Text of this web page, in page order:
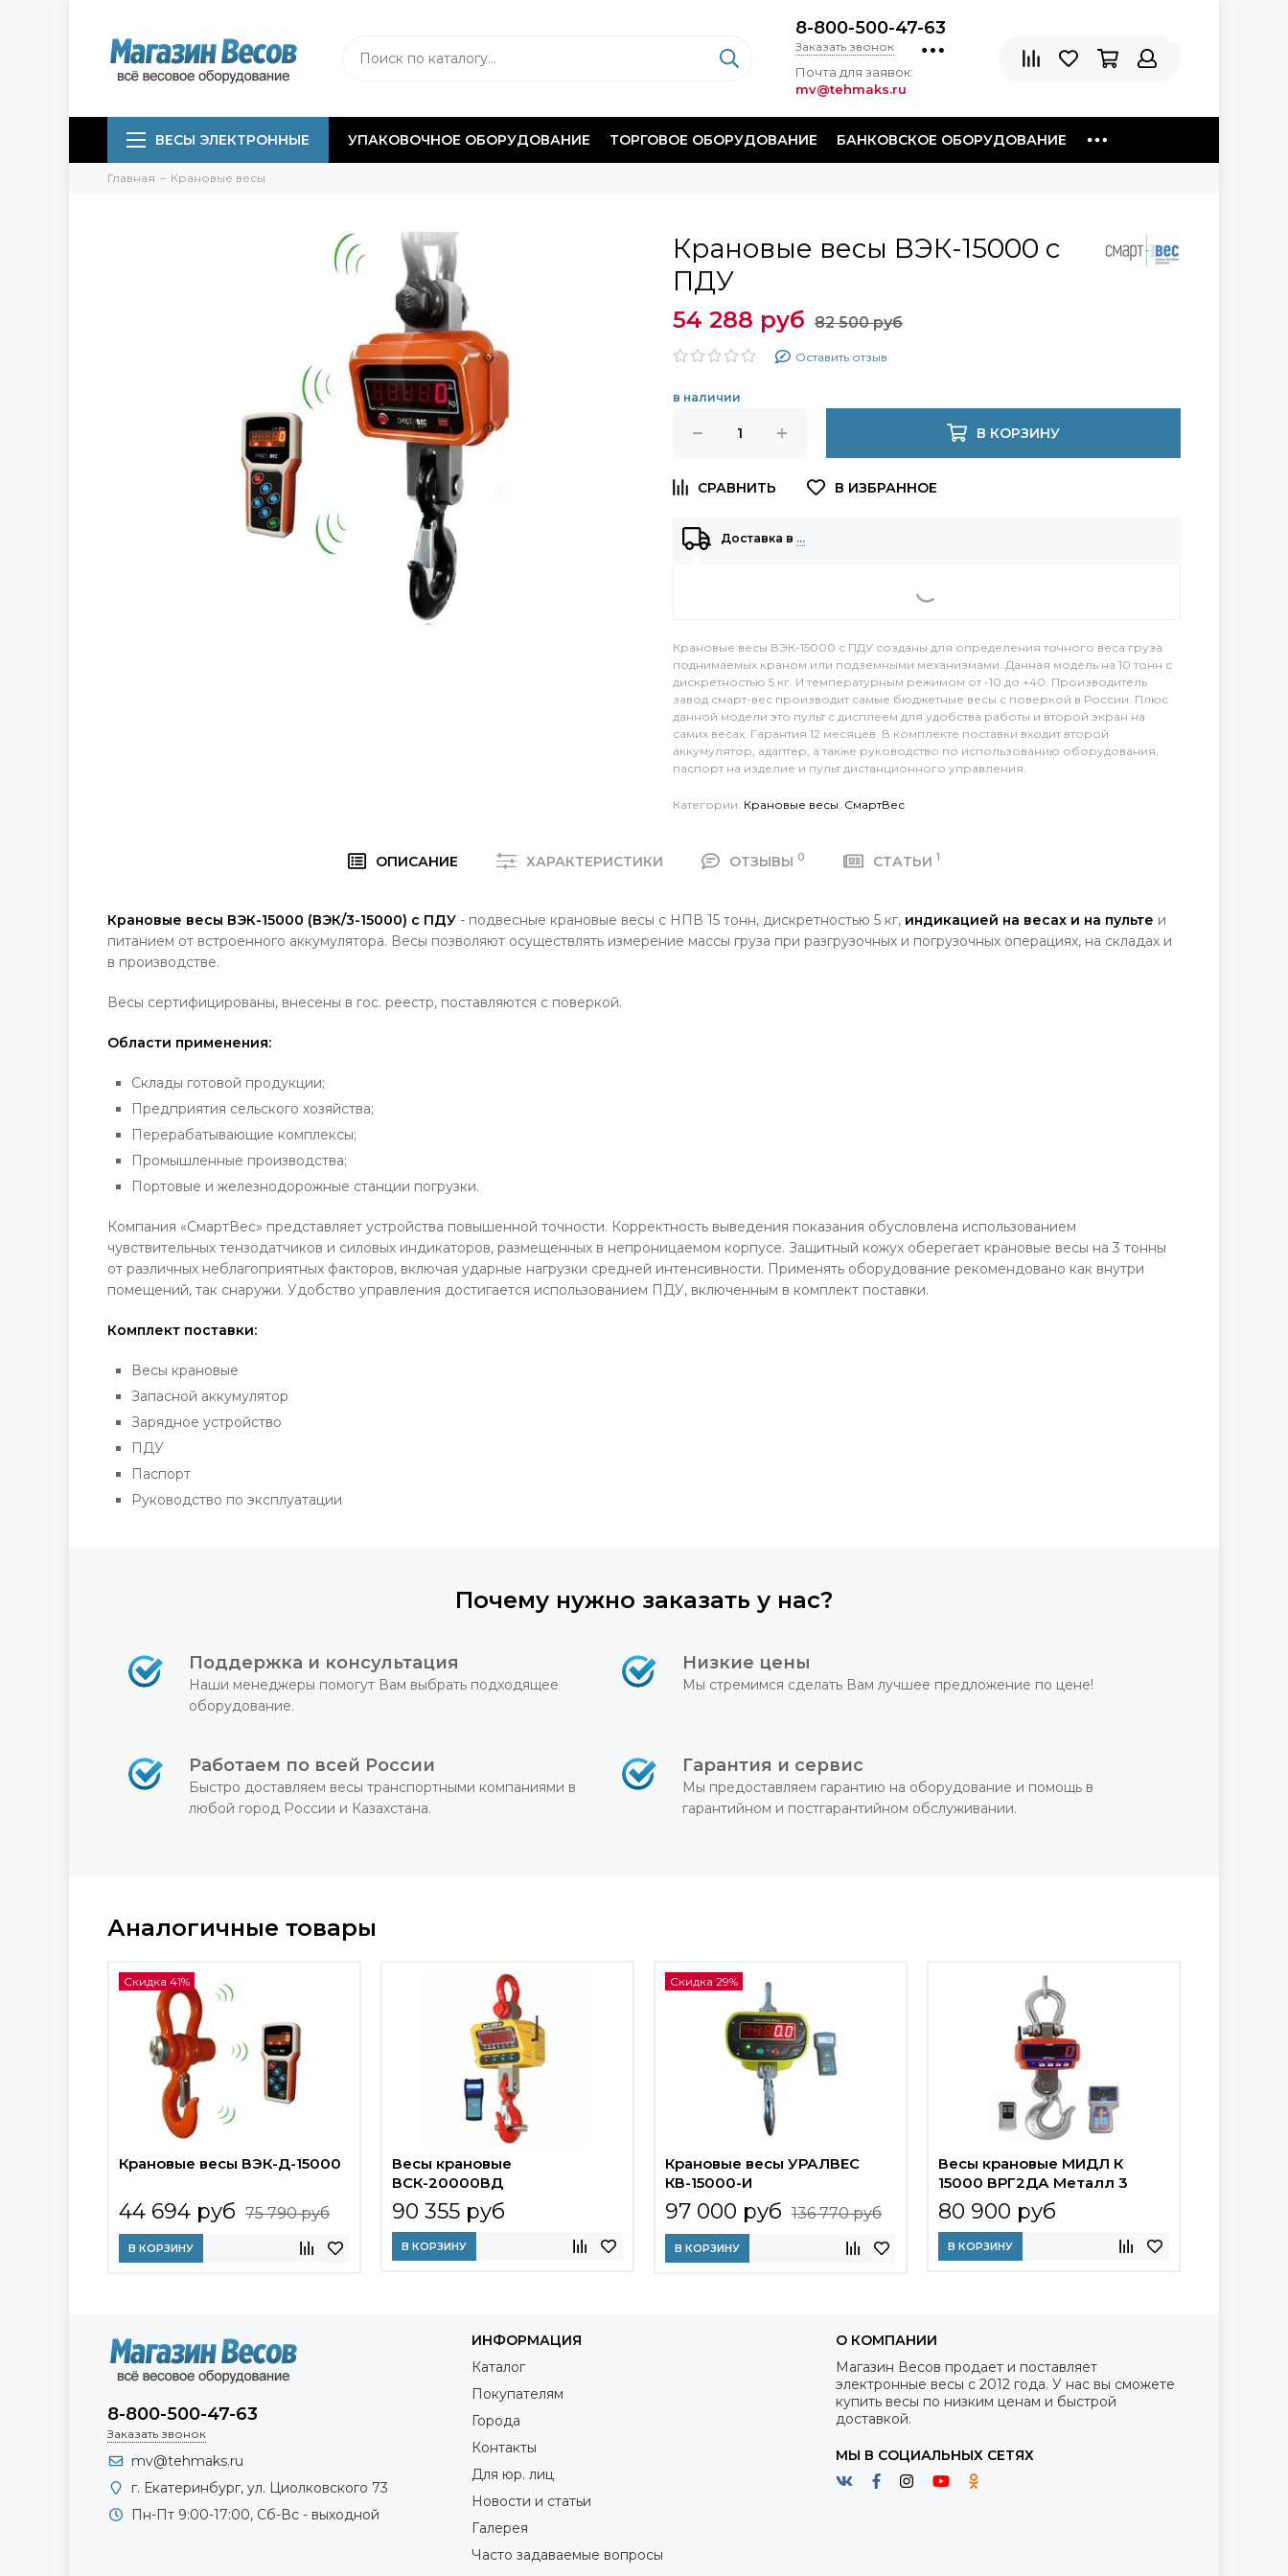
8-800-500-47-63
Заказать звонок
Почта для заявок:
mv@tehmaks.ru
ВЕСЫ ЭЛЕКТРОННЫЕ УПАКОВОЧНОЕ ОБОРУДОВАНИЕ ТОРГОВОЕ ОБОРУДОВАНИЕ БАНКОВСКОЕ ОБОРУДОВАНИЕ
Главная Крановые весы
Крановые весы ВЭК-15000 с
ПДУ
54 288 руб 82 500 руб
Оставить отзыв
в наличии
В КОРЗИНУ
Доставка в …
Крановые весы ВЭК-15000 с ПДУ созданы для определения точного веса груза
поднимаемых краном или подземными механизмами. Данная модель на 10 тонн с
дискретностью 5 кг. И температурным режимом от -10 до +40. Производитель
завод смарт-вес производит самые бюджетные весы с поверкой в России. Плюс
данной модели это пульт с дисплеем для удобства работы и второй экран на
самих весах. Гарантия 12 месяцев. В комплекте поставки входит второй
аккумулятор, адаптер, а также руководство по использованию оборудования,
паспорт на изделие и пульт дистанционного управления.
Категории: Крановые весы СмартВес
ОПИСАНИЕ ХАРАКТЕРИСТИКИ ОТЗЫВЫ 0 СТАТЬИ 1
Крановые весы ВЭК-15000 (ВЭК/3-15000) с ПДУ - подвесные крановые весы с НПВ 15 тонн, дискретностью 5 кг, индикацией на весах и на пульте и
питанием от встроенного аккумулятора. Весы позволяют осуществлять измерение массы груза при разгрузочных и погрузочных операциях, на складах и
в производстве.
Весы сертифицированы, внесены в гос. реестр, поставляются с поверкой.
Области применения:
Склады готовой продукции;
Предприятия сельского хозяйства;
Перерабатывающие комплексы;
Промышленные производства;
Портовые и железнодорожные станции погрузки.
Компания «СмартВес» представляет устройства повышенной точности. Корректность выведения показания обусловлена использованием
чувствительных тензодатчиков и силовых индикаторов, размещенных в непроницаемом корпусе. Защитный кожух оберегает крановые весы на 3 тонны
от различных неблагоприятных факторов, включая ударные нагрузки средней интенсивности. Применять оборудование рекомендовано как внутри
помещений, так снаружи. Удобство управления достигается использованием ПДУ, включенным в комплект поставки.
Комплект поставки:
Весы крановые
Запасной аккумулятор
Зарядное устройство
ПДУ
Паспорт
Руководство по эксплуатации
Почему нужно заказать у нас?
Поддержка и консультация
Наши менеджеры помогут Вам выбрать подходящее
оборудование.
Низкие цены
Мы стремимся сделать Вам лучшее предложение по цене!
Работаем по всей России
Быстро доставляем весы транспортными компаниями в
любой город России и Казахстана.
Гарантия и сервис
Мы предоставляем гарантию на оборудование и помощь в
гарантийном и постгарантийном обслуживании.
Аналогичные товары
Скидка 41%
Крановые весы ВЭК-Д-15000
44 694 руб 75 790 руб
В КОРЗИНУ
Весы крановые
ВСК-20000ВД
90 355 руб
В КОРЗИНУ
Скидка 29%
Крановые весы УРАЛВЕС
КВ-15000-И
97 000 руб 136 770 руб
В КОРЗИНУ
Весы крановые МИДЛ К
15000 ВРГ2ДА Металл 3
80 900 руб
В КОРЗИНУ
8-800-500-47-63
Заказать звонок
mv@tehmaks.ru
г. Екатеринбург, ул. Циолковского 73
Пн-Пт 9:00-17:00, Сб-Вс - выходной
ИНФОРМАЦИЯ
Каталог
Покупателям
Города
Контакты
Для юр. лиц
Новости и статьи
Галерея
Часто задаваемые вопросы
О КОМПАНИИ
Магазин Весов продает и поставляет
электронные весы с 2012 года. У нас вы сможете
купить весы по низким ценам и быстрой
доставкой.
МЫ В СОЦИАЛЬНЫХ СЕТЯХ